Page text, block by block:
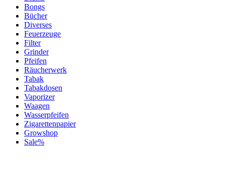
Bongs
Bücher
Diverses
Feuerzeuge
Filter
Grinder
Pfeifen
Räucherwerk
Tabak
Tabakdosen
Vaporizer
Waagen
Wasserpfeifen
Zigarettenpapier
Growshop
Sale%